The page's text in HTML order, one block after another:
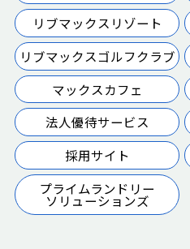
リブマックスリゾート
リブマックスゴルフクラブ
マックスカフェ
法人優待サービス
採用サイト
プライムランドリー
ソリューションズ